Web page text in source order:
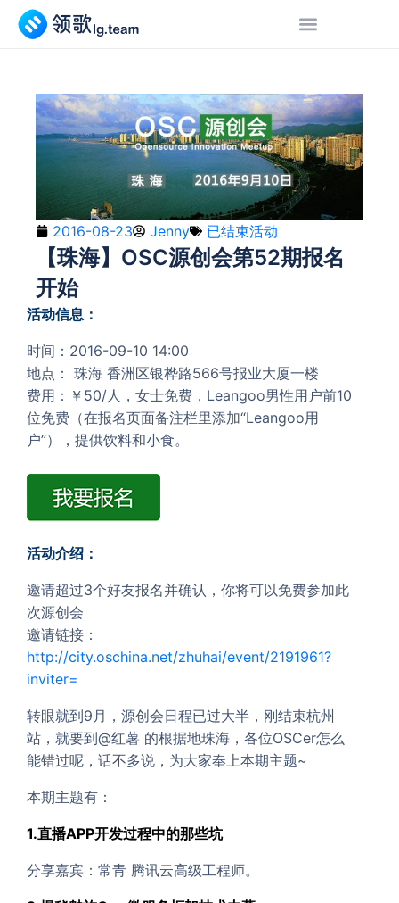
2016-08-23 Jenny 已结束活动
【珠海】OSC源创会第52期报名
开始
活动信息：
时间：2016-09-10 14:00
地点： 珠海 香洲区银桦路566号报业大厦一楼
费用：￥50/人，女士免费，Leangoo男性用户前10
位免费（在报名页面备注栏里添加“Leangoo用
户”），提供饮料和小食。
活动介绍：
邀请超过3个好友报名并确认，你将可以免费参加此
次源创会
邀请链接：
http://city.oschina.net/zhuhai/event/2191961?
inviter=
转眼就到9月，源创会日程已过大半，刚结束杭州
站，就要到@红薯 的根据地珠海，各位OSCer怎么
能错过呢，话不多说，为大家奉上本期主题~
本期主题有：
1.直播APP开发过程中的那些坑
分享嘉宾：常青 腾讯云高级工程师。